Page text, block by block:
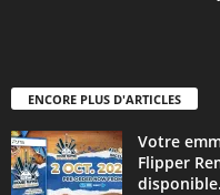
ENCORE PLUS D'ARTICLES
Votre
Flipper